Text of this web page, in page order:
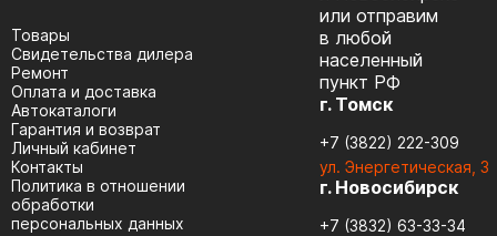
Товары
Cвидетельства дилера
Ремонт
Оплата и доставка
Автокаталоги
Гарантия и возврат
Личный кабинет
Контакты
Политика в отношении
обработки
персональных данных
или отправим
в любой
населенный
пункт РФ
г. Томск
+7 (3822) 222-309
ул. Энергетическая, 3
г. Новосибирск
+7 (3832) 63-33-34